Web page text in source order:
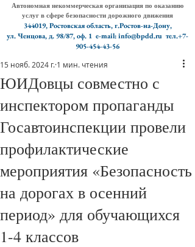
Автономная некоммерческая организация по оказанию
услуг в сфере безопасности дорожного движения
344019, Ростовская область, г.Ростов-на-Дону,
ул. Ченцова, д. 98/87, оф. 1 e-mail: info@bpdd.ru тел.+7-
905-454-43-56
ЮИДовцы совместно с
инспектором пропаганды
Госавтоинспекции провели
профилактические
мероприятия «Безопасность
на дорогах в осенний
период» для обучающихся
1-4 классов
15 нояб. 2024 г. 1 мин. чтения